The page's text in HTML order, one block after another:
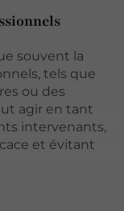
souvent la
tels que
ou des
agir en tant
intervenants,
et évitant